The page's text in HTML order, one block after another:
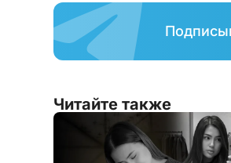
Читайте также